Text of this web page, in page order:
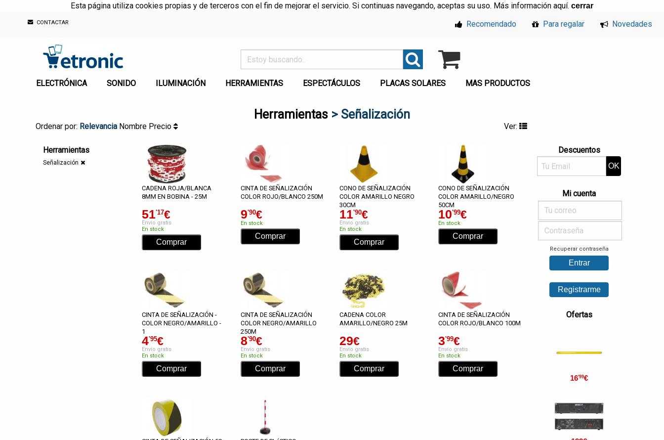
Esta página utiliza cookies propias y de terceros con el fin de mejorar el servicio. Si continuas navegando, aceptas su uso. Más información aquí. cerrar
CONTACTAR Recomendado Para regalar Novedades
ELECTRÓNICA SONIDO ILUMINACIÓN HERRAMIENTAS ESPECTÁCULOS PLACAS SOLARES MAS PRODUCTOS
Herramientas > Señalización
Ordenar por: Relevancia Nombre Precio Ver:
Herramientas
Señalización
CADENA ROJA/BLANCA
8MM EN BOBINA - 25M
51'17€
Envío gratis
En stock
CINTA DE SEÑALIZACIÓN
COLOR ROJO/BLANCO 250M
9'90€
En stock
CONO DE SEÑALIZACIÓN
COLOR AMARILLO NEGRO
30CM
11'90€
Envío gratis
En stock
CONO DE SEÑALIZACIÓN
COLOR AMARILLO/NEGRO
50CM
10'99€
En stock
CINTA DE SEÑALIZACIÓN -
COLOR NEGRO/AMARILLO -
1
4'95€
Envío gratis
En stock
CINTA DE SEÑALIZACIÓN
COLOR NEGRO/AMARILLO
250M
8'90€
Envío gratis
En stock
CADENA COLOR
AMARILLO/NEGRO 25M
29€
Envío gratis
En stock
CINTA DE SEÑALIZACIÓN
COLOR ROJO/BLANCO 100M
3'99€
Envío gratis
En stock
Descuentos
Mi cuenta
Recuperar contraseña
Ofertas
16'99€